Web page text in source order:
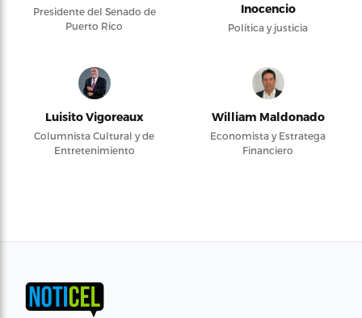
Presidente del Senado de
Puerto Rico
Inocencio
Política y justicia
Luisito Vigoreaux
Columnista Cultural y de
Entretenimiento
William Maldonado
Economista y Estratega
Financiero